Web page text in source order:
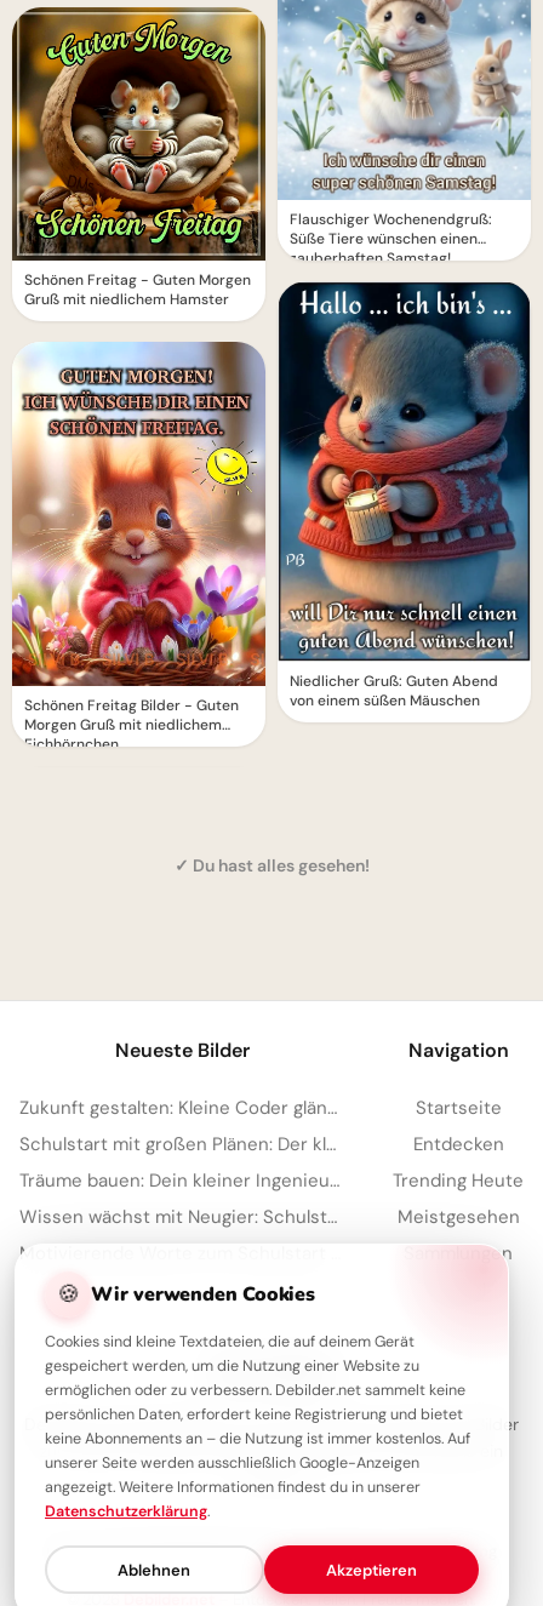
Schönen Freitag - Guten Morgen
Gruß mit niedlichem Hamster
Schönen Freitag Bilder - Guten
Morgen Gruß mit niedlichem
Eichhörnchen
Flauschiger Wochenendgruß:
Süße Tiere wünschen einen
zauberhaften Samstag!
Niedlicher Gruß: Guten Abend
von einem süßen Mäuschen
✓ Du hast alles gesehen!
🍪 Wir verwenden Cookies
Cookies sind kleine Textdateien, die auf deinem Gerät
gespeichert werden, um die Nutzung einer Website zu
ermöglichen oder zu verbessern. Debilder.net sammelt keine
persönlichen Daten, erfordert keine Registrierung und bietet
keine Abonnements an – die Nutzung ist immer kostenlos. Auf
unserer Seite werden ausschließlich Google-Anzeigen
angezeigt. Weitere Informationen findest du in unserer
Datenschutzerklärung.
Ablehnen Akzeptieren
Neueste Bilder
Zukunft gestalten: Kleine Coder glänzen für Instagram
Schulstart mit großen Plänen: Der kleine Architekt erobert Pinterest!
Träume bauen: Dein kleiner Ingenieur startet durch – perfekt für WhatsApp!
Wissen wächst mit Neugier: Schulstart-Impulse, perfekt für Threads
Navigation
Startseite
Entdecken
Trending Heute
Meistgesehen
Sammlungen
Über Debilder
Debilder ist deine Plattform für die schönsten Grüße und Bilder
zum Teilen. Entdecke unsere Sammlung und verschenke ein
Lächeln!
Über unsKontaktRedaktionImpressumDatenschutzerklärung
© 2026Debilder.net– Entdecken. Teilen. Freude machen.